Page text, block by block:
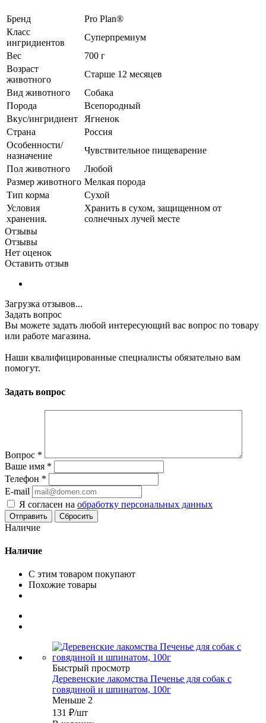
Бренд
Pro Plan®
Класс
ингридиентов
Суперпремиум
Вес
700 г
Возраст
животного
Старше 12 месяцев
Вид животного
Собака
Порода
Всепородный
Вкус/ингридиент
Ягненок
Страна
Россия
Особенности/
назначение
Чувствительное пищеварение
Пол животного
Любой
Размер животного Мелкая порода
Тип корма
Сухой
Условия
хранения.
Хранить в сухом, защищенном от
солнечных лучей месте
Отзывы
Отзывы
Нет оценок
Оставить отзыв
Загрузка отзывов...
Задать вопрос
Вы можете задать любой интересующий вас вопрос по товару
или работе магазина.
Наши квалифицированные специалисты обязательно вам
помогут.
Задать вопрос
Вопрос *
Ваше имя *
Телефон *
E-mail
Я согласен на обработку персональных данных
Сбросить
Наличие
Наличие
С этим товаром покупают
Похожие товары
Быстрый просмотр
Деревенские лакомства Печенье для собак с
говядиной и шпинатом, 100г
Меньше 2
131 ₽/шт